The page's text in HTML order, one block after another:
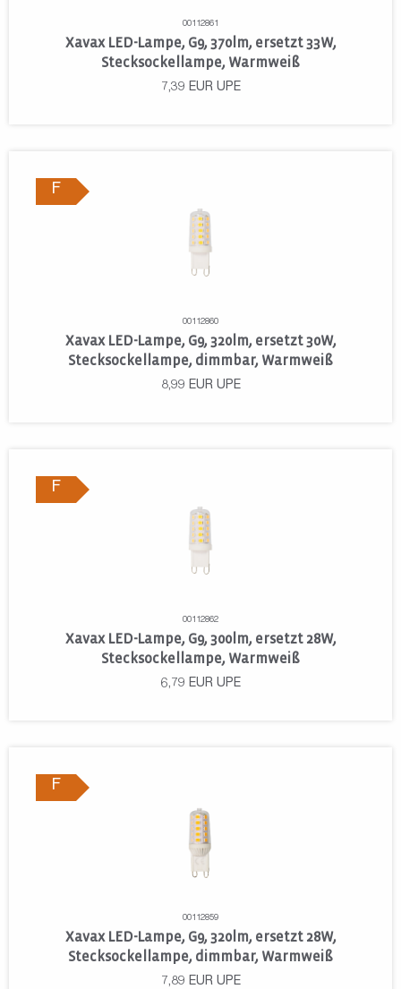
00112861
Xavax LED-Lampe, G9, 370lm, ersetzt 33W,
Stecksockellampe, Warmweiß
7,39 EUR UPE
F
00112860
Xavax LED-Lampe, G9, 320lm, ersetzt 30W,
Stecksockellampe, dimmbar, Warmweiß
8,99 EUR UPE
F
00112862
Xavax LED-Lampe, G9, 300lm, ersetzt 28W,
Stecksockellampe, Warmweiß
6,79 EUR UPE
F
00112859
Xavax LED-Lampe, G9, 320lm, ersetzt 28W,
Stecksockellampe, dimmbar, Warmweiß
7,89 EUR UPE